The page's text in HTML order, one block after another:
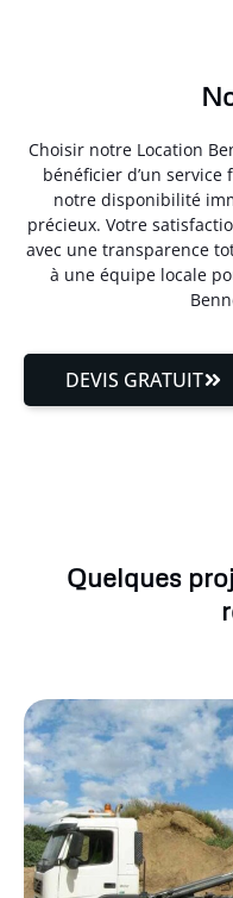
Choisir notre Location
bénéficier d’un service
notre disponibilité
précieux. Votre
avec une transparence
à une équipe locale
DEVIS GRATUIT
Quelques